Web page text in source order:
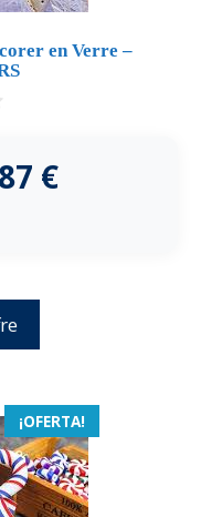
en Verre –
€
¡OFERTA!